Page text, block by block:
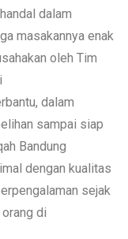
dalam
masakannya enak
oleh Tim
dalam
sampai siap
Bandung
dengan kualitas
sejak
di